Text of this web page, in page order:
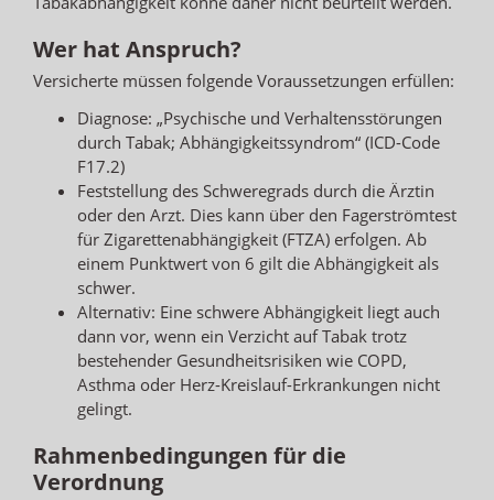
Wer hat Anspruch?
Versicherte müssen folgende Voraussetzungen erfüllen:
Diagnose: „Psychische und Verhaltensstörungen
durch Tabak; Abhängigkeitssyndrom“ (ICD-Code
F17.2)
Feststellung des Schweregrads durch die Ärztin
oder den Arzt. Dies kann über den Fagerströmtest
für Zigarettenabhängigkeit (FTZA) erfolgen. Ab
einem Punktwert von 6 gilt die Abhängigkeit als
schwer.
Alternativ: Eine schwere Abhängigkeit liegt auch
dann vor, wenn ein Verzicht auf Tabak trotz
bestehender Gesundheitsrisiken wie COPD,
Asthma oder Herz-Kreislauf-Erkrankungen nicht
gelingt.
Rahmenbedingungen für die
Verordnung